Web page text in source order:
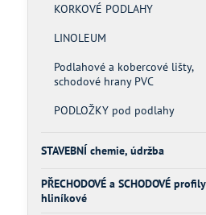
KORKOVÉ PODLAHY
LINOLEUM
Podlahové a kobercové lišty,
schodové hrany PVC
PODLOŽKY pod podlahy
STAVEBNÍ chemie, údržba
PŘECHODOVÉ a SCHODOVÉ profily
hliníkové